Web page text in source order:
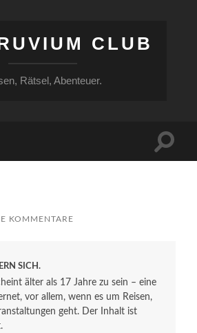
CLUB
Rätsel, Abenteuer.
KOMMENTARE
SICH.
älter als 17 Jahre zu sein – eine
vor allem, wenn es um Reisen,
geht. Der Inhalt ist